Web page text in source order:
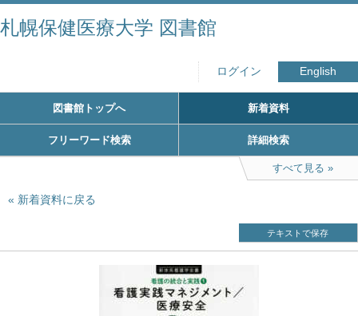
札幌保健医療大学 図書館
ログイン English
図書館トップへ 新着資料
フリーワード検索 詳細検索
すべて見る
新着資料に戻る
テキストで保存